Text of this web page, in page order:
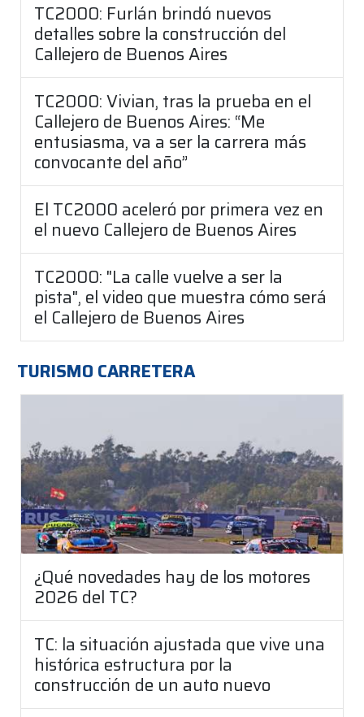
TC2000: Furlán brindó nuevos
detalles sobre la construcción del
Callejero de Buenos Aires
TC2000: Vivian, tras la prueba en el
Callejero de Buenos Aires: “Me
entusiasma, va a ser la carrera más
convocante del año”
El TC2000 aceleró por primera vez en
el nuevo Callejero de Buenos Aires
TC2000: "La calle vuelve a ser la
pista", el video que muestra cómo será
el Callejero de Buenos Aires
TURISMO CARRETERA
¿Qué novedades hay de los motores
2026 del TC?
TC: la situación ajustada que vive una
histórica estructura por la
construcción de un auto nuevo